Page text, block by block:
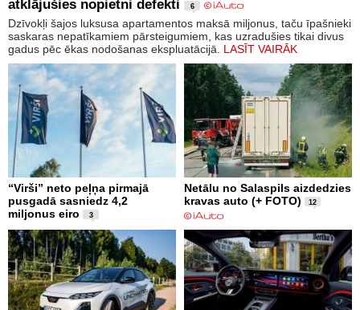
atklājušies nopietni defekti 6
Dzīvokļi šajos luksusa apartamentos maksā miljonus, taču īpašnieki
saskaras nepatīkamiem pārsteigumiem, kas uzradušies tikai divus
gadus pēc ēkas nodošanas ekspluatācijā. LASĪT VAIRĀK
“Virši” neto peļņa pirmajā
pusgadā sasniedz 4,2
miljonus eiro
3
Netālu no Salaspils aizdedzies
kravas auto (+ FOTO)
12